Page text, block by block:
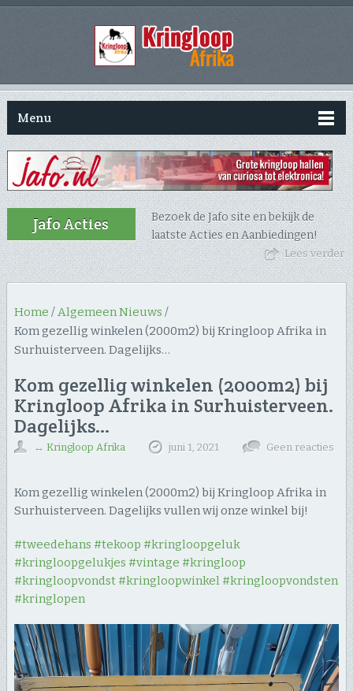
Menu
Jafo Acties
Bezoek de Jafo site en bekijk de
laatste Acties en Aanbiedingen!
Lees verder
Home /Algemeen Nieuws /
Kom gezellig winkelen (2000m2) bij Kringloop Afrika in
Surhuisterveen. Dagelijks…
Kom gezellig winkelen (2000m2) bij
Kringloop Afrika in Surhuisterveen.
Dagelijks…
↔ Kringloop Afrika juni 1, 2021 Geen reacties
Kom gezellig winkelen (2000m2) bij Kringloop Afrika in
Surhuisterveen. Dagelijks vullen wij onze winkel bij!
#tweedehans #tekoop #kringloopgeluk
#kringloopgelukjes #vintage #kringloop
#kringloopvondst#kringloopwinkel #kringloopvondsten
#kringlopen